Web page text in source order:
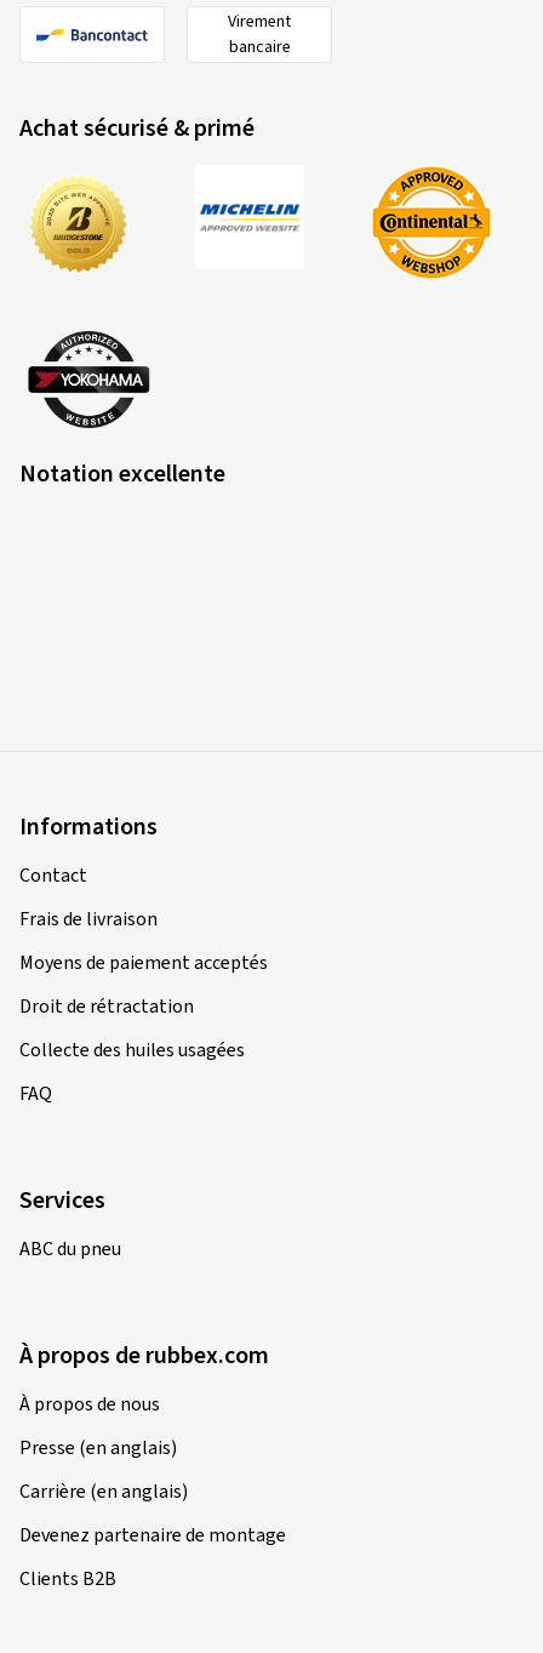
Virement
bancaire
Achat sécurisé & primé
Notation excellente
Informations
Contact
Frais de livraison
Moyens de paiement acceptés
Droit de rétractation
Collecte des huiles usagées
FAQ
Services
ABC du pneu
À propos de rubbex.com
À propos de nous
Presse (en anglais)
Carrière (en anglais)
Devenez partenaire de montage
Clients B2B